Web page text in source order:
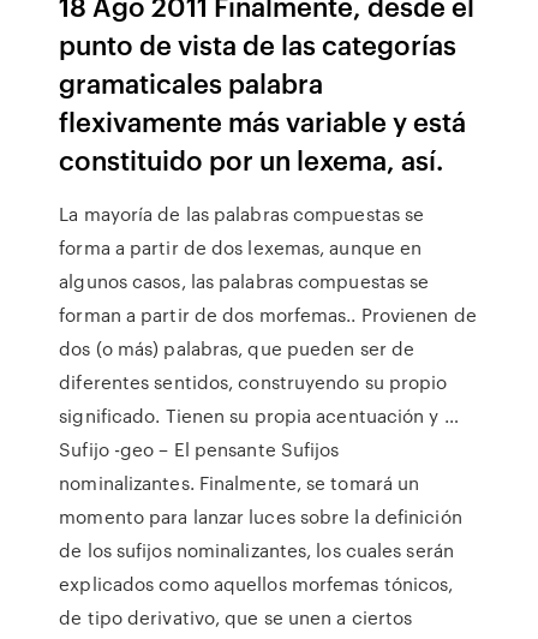
punto de vista de las categorías
gramaticales palabra
flexivamente más variable y está
constituido por un lexema, así.
La mayoría de las palabras compuestas se
forma a partir de dos lexemas, aunque en
algunos casos, las palabras compuestas se
forman a partir de dos morfemas.. Provienen de
dos (o más) palabras, que pueden ser de
diferentes sentidos, construyendo su propio
significado. Tienen su propia acentuación y …
Sufijo -geo – El pensante Sufijos
nominalizantes. Finalmente, se tomará un
momento para lanzar luces sobre la definición
de los sufijos nominalizantes, los cuales serán
explicados como aquellos morfemas tónicos,
de tipo derivativo, que se unen a ciertos